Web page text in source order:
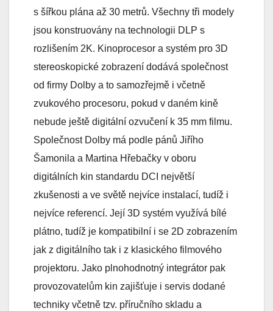
s šířkou plána až 30 metrů. Všechny tři modely
jsou konstruovány na technologii DLP s
rozlišením 2K. Kinoprocesor a systém pro 3D
stereoskopické zobrazení dodává společnost
od firmy Dolby a to samozřejmě i včetně
zvukového procesoru, pokud v daném kině
nebude ještě digitální ozvučení k 35 mm filmu.
Společnost Dolby má podle pánů Jiřího
Šamonila a Martina Hřebačky v oboru
digitálních kin standardu DCI největší
zkušenosti a ve světě nejvíce instalací, tudíž i
nejvíce referencí. Její 3D systém využívá bílé
plátno, tudíž je kompatibilní i se 2D zobrazením
jak z digitálního tak i z klasického filmového
projektoru. Jako plnohodnotný integrátor pak
provozovatelům kin zajišťuje i servis dodané
techniky včetně tzv. příručního skladu a